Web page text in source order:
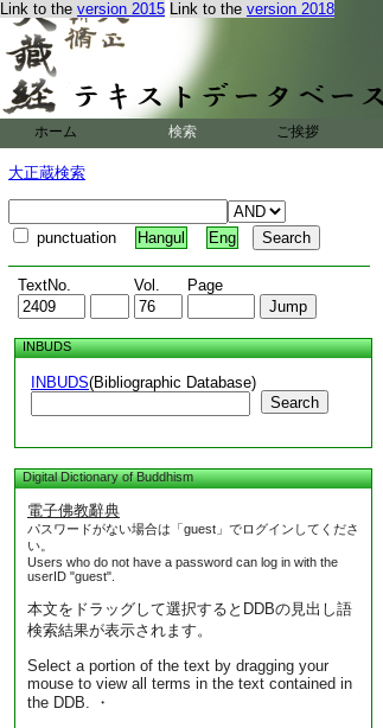
Link to the version 2015 Link to the version 2018
ホーム 検索 ご挨拶
大正蔵検索
punctuation Hangul Eng
TextNo. Vol. Page
INBUDS
INBUDS(Bibliographic Database)
Search
Digital Dictionary of Buddhism
電子佛教辭典
パスワードがない場合は「guest」でログインしてくださ
い。
Users who do not have a password can log in with the
userID "guest".
本文をドラッグして選択するとDDBの見出し語
検索結果が表示されます。
Select a portion of the text by dragging your
mouse to view all terms in the text contained in
the DDB. ・